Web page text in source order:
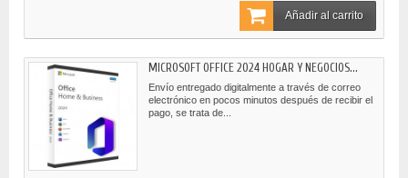
Añadir al carrito
MICROSOFT OFFICE 2024 HOGAR Y NEGOCIOS...
Envío entregado digitalmente a través de correo
electrónico en pocos minutos después de recibir el
pago, se trata de...